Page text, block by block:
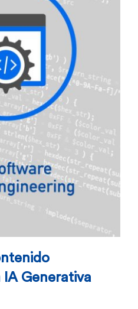
Generativa